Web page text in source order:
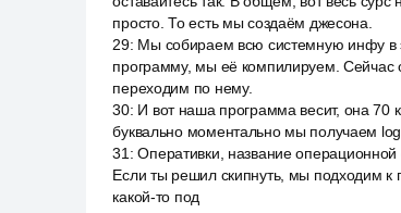
просто. То есть мы создаём джесона.
29: Мы собираем всю системную инфу в
программу, мы её компилируем. Сейчас
переходим по нему.
30: И вот наша программа весит, она 70
буквально моментально мы получаем
31 :Оперативки, название операционной
Если ты решил скипнуть, мы подходим к
какой-то под